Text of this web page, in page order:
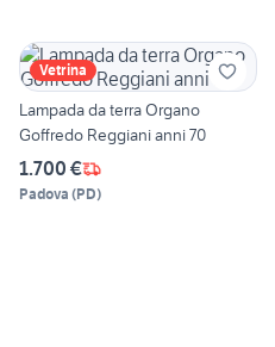
Vetrina
Lampada da terra Organo
Goffredo Reggiani anni 70
1.700 €
Padova (PD)